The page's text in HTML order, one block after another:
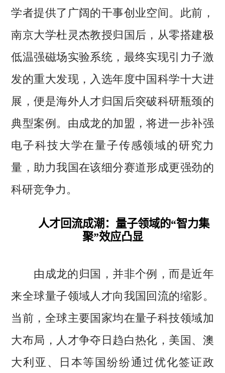
学者提供了广阔的干事创业空间。此前，
南京大学杜灵杰教授归国后，从零搭建极
低温强磁场实验系统，最终实现引力子激
发的重大发现，入选年度中国科学十大进
展，便是海外人才归国后突破科研瓶颈的
典型案例。由成龙的加盟，将进一步补强
电子科技大学在量子传感领域的研究力
量，助力我国在该细分赛道形成更强劲的
科研竞争力。
人才回流成潮：量子领域的“智力集
聚”效应凸显
由成龙的归国，并非个例，而是近年
来全球量子领域人才向我国回流的缩影。
当前，全球主要国家均在量子科技领域加
大布局，人才争夺日趋白热化，美国、澳
大利亚、日本等国纷纷通过优化签证政